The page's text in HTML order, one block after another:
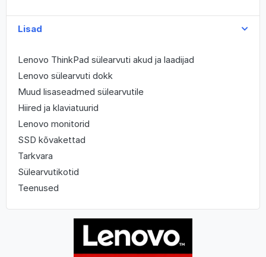
Lisad
Lenovo ThinkPad sülearvuti akud ja laadijad
Lenovo sülearvuti dokk
Muud lisaseadmed sülearvutile
Hiired ja klaviatuurid
Lenovo monitorid
SSD kõvakettad
Tarkvara
Sülearvutikotid
Teenused